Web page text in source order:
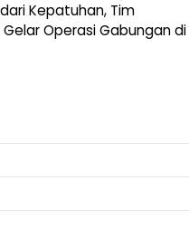
Kepatuhan, Tim
Operasi Gabungan di